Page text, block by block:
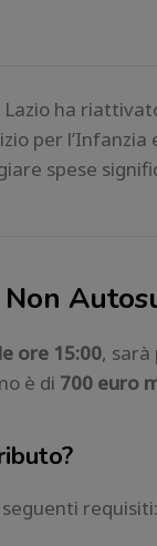
Lazio ha
per
spese
ore 15:00, sarà
è di 700 euro
requisiti: